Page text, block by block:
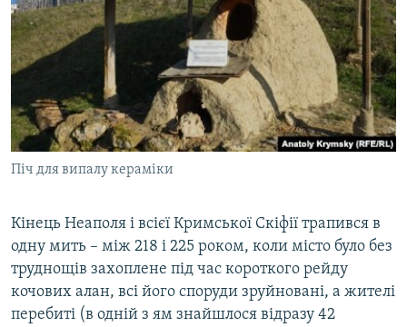
Піч для випалу кераміки
Кінець Неаполя і всієї Кримської Скіфії трапився в
одну мить – між 218 і 225 роком, коли місто було без
труднощів захоплене під час короткого рейду
кочових алан, всі його споруди зруйновані, а жителі
перебиті (в одній з ям знайшлося відразу 42